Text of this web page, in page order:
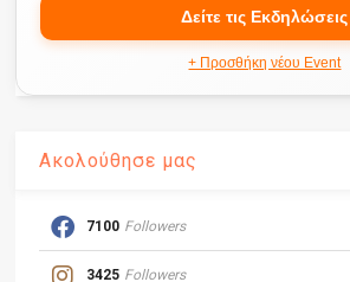
Δείτε τις Εκδηλώσεις
+ Προσθήκη νέου Event
Ακολούθησε μας
7100 Followers
3425 Followers